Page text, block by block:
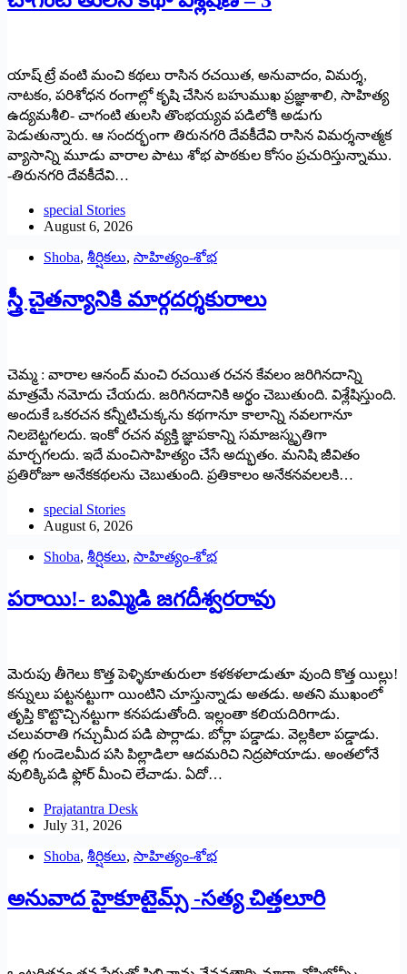
యాష్ ట్రే వంటి మంచి కథలు రాసిన రచయిత, అనువాదం, విమర్శ,
నాటకం, పరిశోధన రంగాల్లో కృషి చేసిన బహుముఖ ప్రజ్ఞాశాలి, సాహిత్య
ఉద్యమశీలి- చాగంటి తులసి తొంభయ్యవ పడిలోకి అడుగు
పెడుతున్నారు. ఆ సందర్భంగా తిరునగరి దేవకీదేవి రాసిన విమర్శనాత్మక
వ్యాసాన్ని మూడు వారాల పాటు శోభ పాఠకుల కోసం ప్రచురిస్తున్నాము.
-తిరునగరి దేవకీదేవి…
special Stories
August 6, 2026
Shoba, శీర్షికలు, సాహిత్యం-శోభ
స్త్రీ చైతన్యానికి మార్గదర్శకురాలు
చెమ్మ : వారాల ఆనంద్ మంచి రచయిత రచన కేవలం జరిగినదాన్ని
మాత్రమే నమోదు చేయదు. జరిగినదానికి అర్థం చెబుతుంది. విశ్లేషిస్తుంది.
అందుకే ఒకరచన కన్నీటిచుక్కను కథగానూ కాలాన్ని నవలగానూ
నిలబెట్టగలదు. ఇంకో రచన వ్యక్తి జ్ఞాపకాన్ని సమాజస్మృతిగా
మార్చగలదు. ఇదే మంచిసాహిత్యం చేసే అద్భుతం. మనిషి జీవితం
ప్రతిరోజూ అనేకకథలను చెబుతుంది. ప్రతికాలం అనేకనవలలకి…
special Stories
August 6, 2026
Shoba, శీర్షికలు, సాహిత్యం-శోభ
పరాయి!- బమ్మిడి జగదీశ్వరరావు
మెరుపు తీగెలు కొత్త పెళ్ళికూతురులా కళకళలాడుతూ వుంది కొత్త యిల్లు!
కన్నులు పట్టనట్టుగా యింటిని చూస్తున్నాడు అతడు. అతని ముఖంలో
తృప్తి కొట్టొచ్చినట్టుగా కనపడుతోంది. ఇల్లంతా కలియదిరిగాడు.
చలువరాతి గచ్చుమీద పడి పొర్లాడు. బోర్లా పడ్డాడు. వెల్లకిలా పడ్డాడు.
తల్లి గుండెలమీద పసి పిల్లాడిలా ఆదమరిచి నిద్రపోయాడు. అంతలోనే
వులిక్కిపడి ఫ్లోర్ మీంచి లేచాడు. ఏదో…
Prajatantra Desk
July 31, 2026
Shoba, శీర్షికలు, సాహిత్యం-శోభ
అనువాద హైకూటైమ్స్ -సత్య చిత్తలూరి